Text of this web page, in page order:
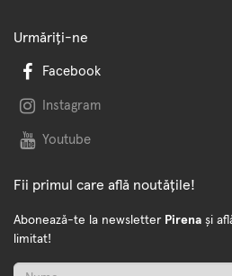
Urmăriți-ne
Facebook
Instagram
Youtube
Fii primul care află noutățile!
Abonează-te la newsletter Pirena și
limitat!